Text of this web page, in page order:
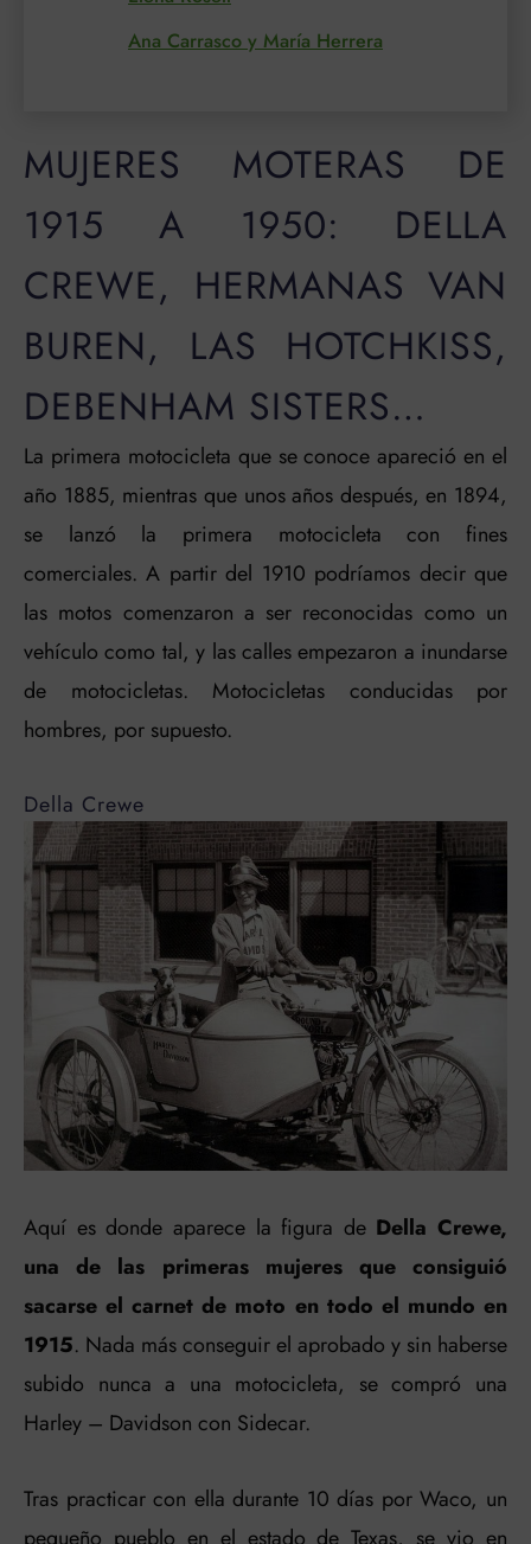
Ana Carrasco y María Herrera
MUJERES MOTERAS DE
1915 A 1950: DELLA
CREWE, HERMANAS VAN
BUREN, LAS HOTCHKISS,
DEBENHAM SISTERS…
La primera motocicleta que se conoce apareció en el
año 1885, mientras que unos años después, en 1894,
se lanzó la primera motocicleta con fines
comerciales. A partir del 1910 podríamos decir que
las motos comenzaron a ser reconocidas como un
vehículo como tal, y las calles empezaron a inundarse
de motocicletas. Motocicletas conducidas por
hombres, por supuesto.
Della Crewe
Aquí es donde aparece la figura de Della Crewe,
una de las primeras mujeres que consiguió
sacarse el carnet de moto en todo el mundo en
1915. Nada más conseguir el aprobado y sin haberse
subido nunca a una motocicleta, se compró una
Harley – Davidson con Sidecar.
Tras practicar con ella durante 10 días por Waco, un